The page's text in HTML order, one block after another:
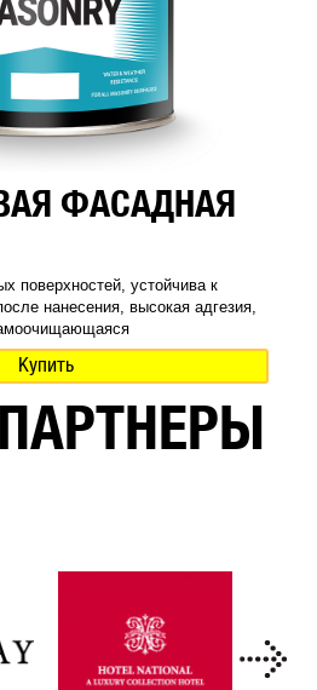
ФАСАДНАЯ
поверхностей, устойчива к
нанесения, высокая адгезия,
Купить